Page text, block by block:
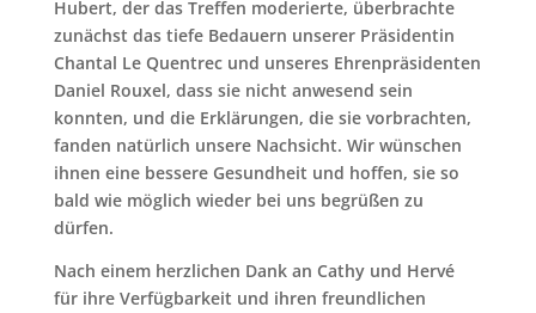
Hubert, der das Treffen moderierte, überbrachte
zunächst das tiefe Bedauern unserer Präsidentin
Chantal Le Quentrec und unseres Ehrenpräsidenten
Daniel Rouxel, dass sie nicht anwesend sein
konnten, und die Erklärungen, die sie vorbrachten,
fanden natürlich unsere Nachsicht. Wir wünschen
ihnen eine bessere Gesundheit und hoffen, sie so
bald wie möglich wieder bei uns begrüßen zu
dürfen.
Nach einem herzlichen Dank an Cathy und Hervé
für ihre Verfügbarkeit und ihren freundlichen